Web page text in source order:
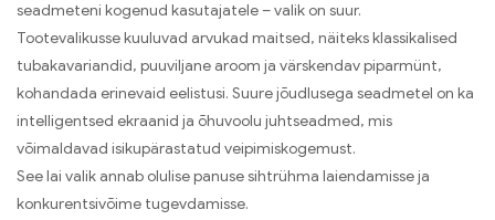
seadmeteni kogenud kasutajatele – valik on suur.
Tootevalikusse kuuluvad arvukad maitsed, näiteks klassikalised
tubakavariandid, puuviljane aroom ja värskendav piparmünt,
kohandada erinevaid eelistusi. Suure jõudlusega seadmetel on ka
intelligentsed ekraanid ja õhuvoolu juhtseadmed, mis
võimaldavad isikupärastatud veipimiskogemust.
See lai valik annab olulise panuse sihtrühma laiendamisse ja
konkurentsivõime tugevdamisse.